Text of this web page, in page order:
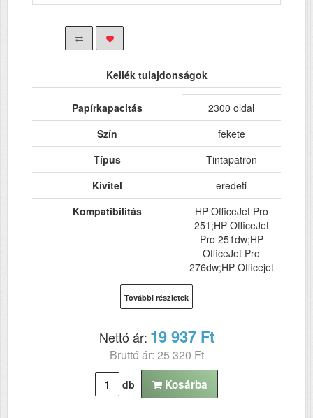
Kellék tulajdonságok
Papírkapacitás
2300 oldal
Szín
fekete
Típus
Tintapatron
Kivitel
eredeti
Kompatibilitás
HP OfficeJet Pro
251;HP OfficeJet
Pro 251dw;HP
OfficeJet Pro
276dw;HP Officejet
8600;HP OfficeJet
Officejet Pro 8600
Plus;HP OfficeJet
Officejet Pro 8610
e-All-in-One Printer
További részletek
Nettó ár: 19 937 Ft
Bruttó ár: 25 320 Ft
db Kosárba